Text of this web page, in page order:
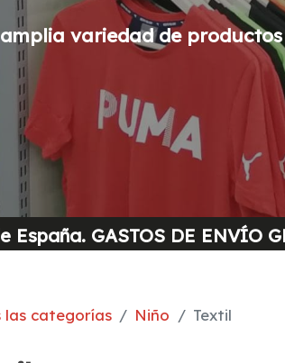
amplia variedad de productos
GASTOS DE ENVÍO
las categorías Niño Textil